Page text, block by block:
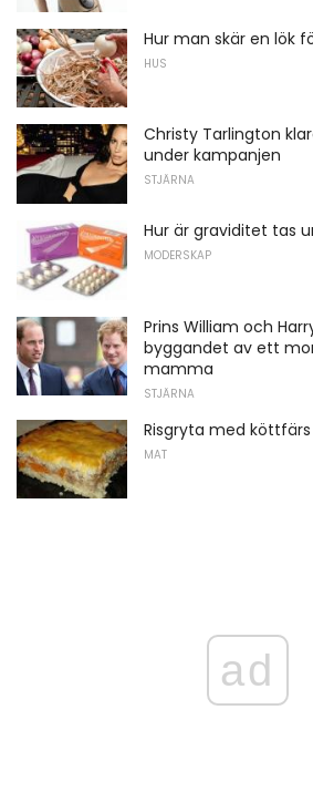
Hur man skär en lök
HUS
Christy Tarlington
under kampanjen
STJÄRNA
Hur är graviditet tas
MODERSKAP
Prins William och
byggandet av ett
mamma
STJÄRNA
Risgryta med köttfärs
MAT
ad